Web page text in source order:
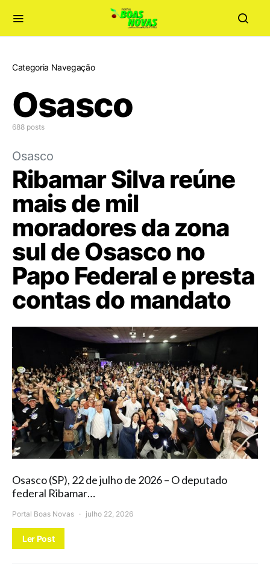
Categoria Navegação
Osasco
688 posts
Osasco
Ribamar Silva reúne
mais de mil
moradores da zona
sul de Osasco no
Papo Federal e presta
contas do mandato
Osasco (SP), 22 de julho de 2026 – O deputado
federal Ribamar…
Portal Boas Novas julho 22, 2026
Ler Post